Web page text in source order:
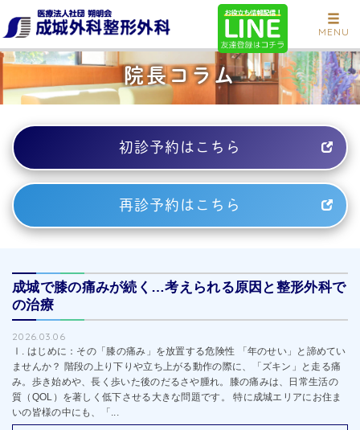
MENU
院長コラム
初診予約はこちら
再診予約はこちら
成城で膝の痛みが続く…考えられる原因と整形外科で
の治療
2026.03.06
Ⅰ. はじめに：その「膝の痛み」を放置する危険性 「年のせい」と諦めてい
ませんか？ 階段の上り下りや立ち上がる動作の際に、「ズキン」と走る痛
み。歩き始めや、長く歩いた後のだるさや腫れ。膝の痛みは、日常生活の
質（QOL）を著しく低下させる大きな問題です。 特に成城エリアにお住ま
いの皆様の中にも、「...